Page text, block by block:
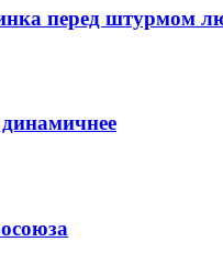
перед штурмом